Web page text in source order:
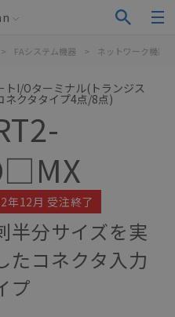
> FAシステム機器 > ネットワーク機器
トI/Oターミナル(トランジス
ネクタタイプ4点/8点)
年12月 受注終了
半分サイズを実
たコネクタ入力
プ